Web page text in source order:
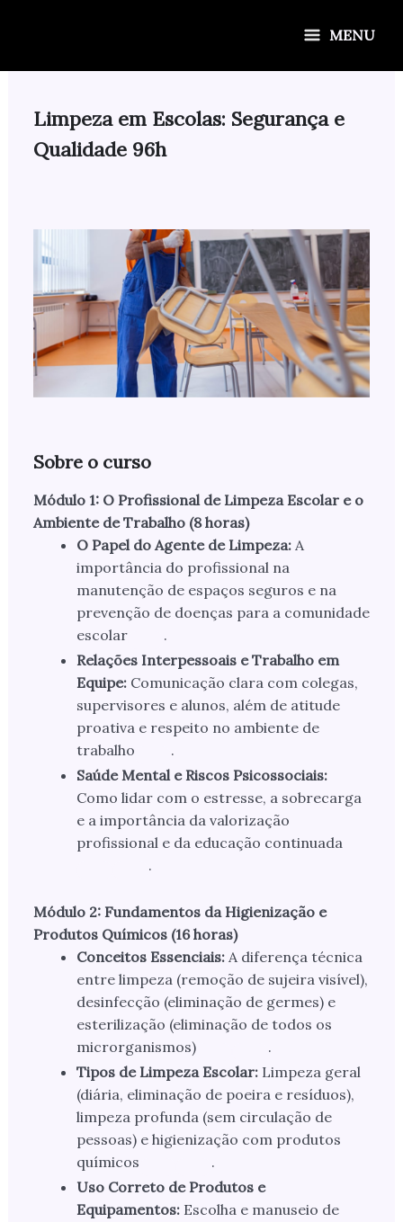
MENU
Limpeza em Escolas: Segurança e
Qualidade 96h
Sobre o curso
Módulo 1: O Profissional de Limpeza Escolar e o
Ambiente de Trabalho (8 horas)
O Papel do Agente de Limpeza:A
importância do profissional na
manutenção de espaços seguros e na
prevenção de doenças para a comunidade
escolar
.
Relações Interpessoais e Trabalho em
Equipe:Comunicação clara com colegas,
supervisores e alunos, além de atitude
proativa e respeito no ambiente de
trabalho
.
Saúde Mental e Riscos Psicossociais:
Como lidar com o estresse, a sobrecarga
e a importância da valorização
profissional e da educação continuada
.
Módulo 2: Fundamentos da Higienização e
Produtos Químicos (16 horas)
Conceitos Essenciais:A diferença técnica
entre limpeza (remoção de sujeira visível),
desinfecção (eliminação de germes) e
esterilização (eliminação de todos os
microrganismos)
.
Tipos de Limpeza Escolar:Limpeza geral
(diária, eliminação de poeira e resíduos),
limpeza profunda (sem circulação de
pessoas) e higienização com produtos
químicos
.
Uso Correto de Produtos e
Equipamentos:Escolha e manuseio de